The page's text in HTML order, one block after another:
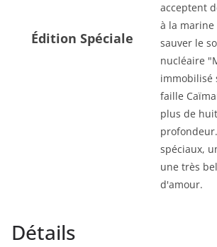
Édition Spéciale
acceptent
à la
sauver le
nucléaire
immobilisé
faille
plus de
spéciaux,
une très
d'amour.
Détails